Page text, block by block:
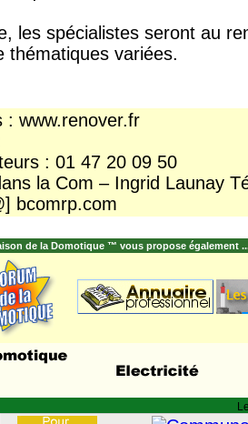
les spécialistes seront au
thématiques variées.
: www.renover.fr
: 01 47 20 09 50
la Com – Ingrid Launay
bcomrp.com
de la Domotique ™ vous propose également